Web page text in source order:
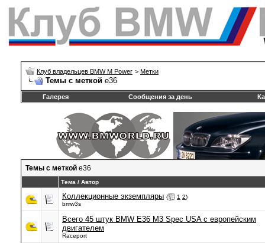
Клуб владельцев BMW M Power > Метки
Темы с меткой e36
Галерея Сообщения за день
Темы с меткой e36
Тема / Автор
Коллекционные экземпляры ( 1 2)
bmw3s
Всего 45 штук BMW E36 M3 Spec USA с европейским
двигателем
Raceport